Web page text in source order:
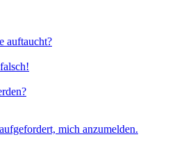
auftaucht?
mich anzumelden.